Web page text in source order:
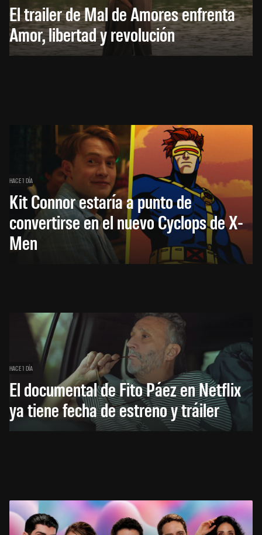
El trailer de Mal de Amores enfrenta
Amor, libertad y revolución
HACE 1 DÍA
Kit Connor estaría a punto de
convertirse en el nuevo Cyclops de X-
Men
HACE 1 DÍA
El documental de Fito Páez en Netflix
ya tiene fecha de estreno y tráiler